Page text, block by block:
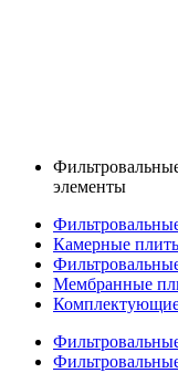
элементы
Камерные
Мембранные